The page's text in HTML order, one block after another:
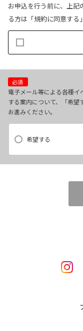
連絡
(2)お客様から照会があっ
(3)お客様に不利益を与え
（電子メール、電話、郵
(4)当社で取り扱ってい
様アンケート調査の実施
【3．推奨環境について】
1.当社の推奨するインタ
以外の環境によって発生
めご了承ください。
1.本規約は事前の告知な
お客様の当ウェブサイト
のご商談の際に適切なサ
お申込を行う前に、上記
る方は「規約に同意する
必須
電子メール等による各種イ
する案内について、「希望
お進みください。
希望する
福祉車両（ウェルキャ